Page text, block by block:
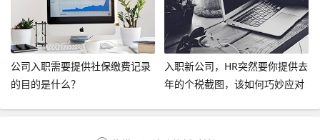
公司入职需要提供社保缴费记录
的目的是什么？
入职新公司，HR突然要你提供去
年的个税截图，该如何巧妙应对